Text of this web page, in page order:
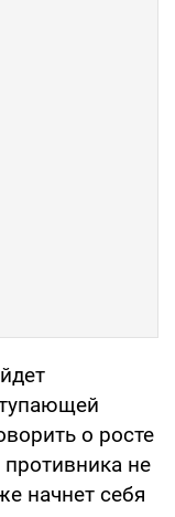
о росте
не
начнет себя